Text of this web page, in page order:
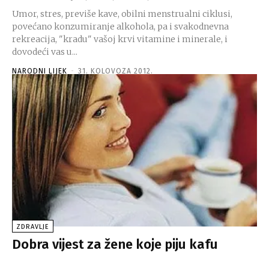
Umor, stres, previše kave, obilni menstrualni ciklusi,
povećano konzumiranje alkohola, pa i svakodnevna
rekreacija, "kradu" vašoj krvi vitamine i minerale, i
dovodeći vas u...
NARODNI LIJEK - 31. KOLOVOZA 2012.
ZDRAVLJE
Dobra vijest za žene koje piju kafu